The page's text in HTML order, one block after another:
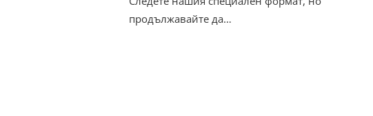
продължавайте да…